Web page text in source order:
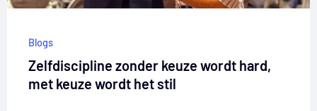
Blogs
Zelfdiscipline zonder keuze wordt hard,
met keuze wordt het stil